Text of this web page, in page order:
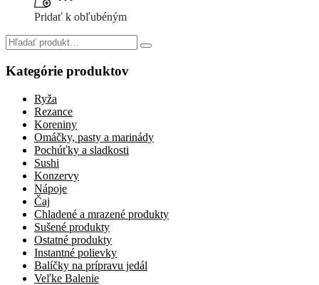
2,80 €.2,50 €.
Pridať k obľubéným
Search
for:
Kategórie produktov
Ryža
Rezance
Koreniny
Omáčky, pasty a marinády
Pochúťky a sladkosti
Sushi
Konzervy
Nápoje
Čaj
Chladené a mrazené produkty
Sušené produkty
Ostatné produkty
Instantné polievky
Balíčky na prípravu jedál
Veľke Balenie